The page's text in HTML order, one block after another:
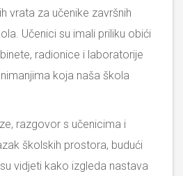
vrata za učenike završnih
Učenici su imali priliku obići
radionice i laboratorije
koja naša škola
razgovor s učenicima i
školskih prostora, budući
vidjeti kako izgleda nastava